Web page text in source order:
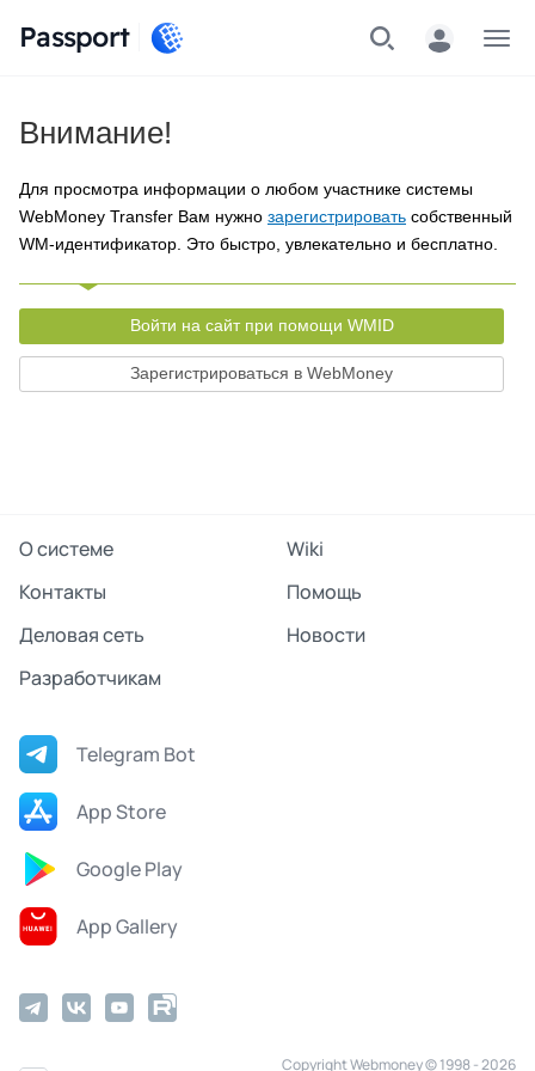
Passport
Внимание!
Для просмотра информации о любом участнике системы
WebMoney Transfer Вам нужно зарегистрировать собственный
WM-идентификатор. Это быстро, увлекательно и бесплатно.
Войти на сайт при помощи WMID
Зарегистрироваться в WebMoney
О системе
Wiki
Контакты
Помощь
Деловая сеть
Новости
Разработчикам
Telegram Bot
App Store
Google Play
App Gallery
Copyright Webmoney © 1998 - 2026